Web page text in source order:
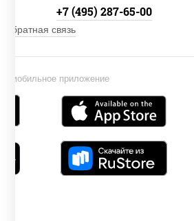
мобильное приложение
+7 (495) 287-65-00
Обратная связь